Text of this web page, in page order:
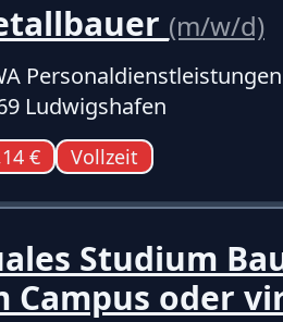
(m/w/d)
Ludwigshafen
€ Vollzeit
Studium
Campus oder